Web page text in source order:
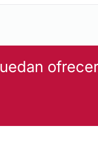
DERMATOLOGÍA